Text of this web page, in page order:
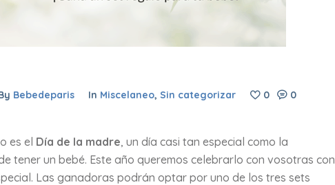
Bebedeparis In Miscelaneo, Sin categorizar 0 0
es el Día de la madre, un día casi tan especial como la
tener un bebé. Este año queremos celebrarlo con vosotras con
Las ganadoras podrán optar por uno de los tres sets